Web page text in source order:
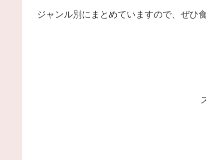
ジャンル別にまとめていますので、ぜひ